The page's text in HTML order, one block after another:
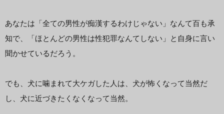
あなたは「全ての男性が痴漢するわけじゃない」なんて百も承
知で、「ほとんどの男性は性犯罪なんてしない」と自身に言い
聞かせているだろう。
でも、犬に噛まれて大ケガした人は、犬が怖くなって当然だ
し、犬に近づきたくなくなって当然。